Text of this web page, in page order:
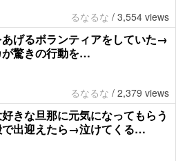
るなるな / 3,554 views
げるボランティアをしていた→
驚きの行動を…
るなるな / 2,379 views
きな旦那に元気になってもらう
で出迎えたら→泣けてくる…